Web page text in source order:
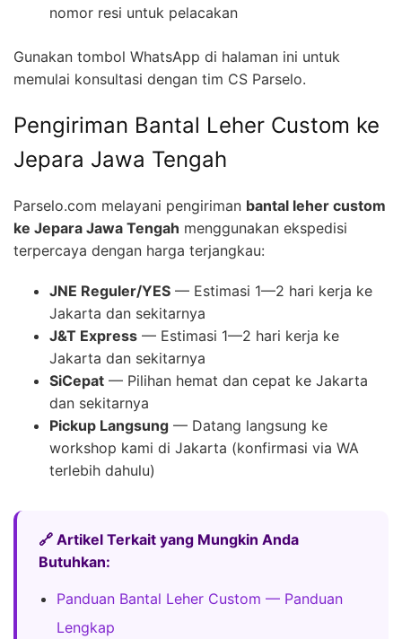
nomor resi untuk pelacakan
Gunakan tombol WhatsApp di halaman ini untuk
memulai konsultasi dengan tim CS Parselo.
Pengiriman Bantal Leher Custom ke
Jepara Jawa Tengah
Parselo.com melayani pengiriman bantal leher custom
ke Jepara Jawa Tengah menggunakan ekspedisi
terpercaya dengan harga terjangkau:
JNE Reguler/YES — Estimasi 1—2 hari kerja ke
Jakarta dan sekitarnya
J&T Express — Estimasi 1—2 hari kerja ke
Jakarta dan sekitarnya
SiCepat — Pilihan hemat dan cepat ke Jakarta
dan sekitarnya
Pickup Langsung — Datang langsung ke
workshop kami di Jakarta (konfirmasi via WA
terlebih dahulu)
🔗 Artikel Terkait yang Mungkin Anda
Butuhkan:
Panduan Bantal Leher Custom — Panduan
Lengkap